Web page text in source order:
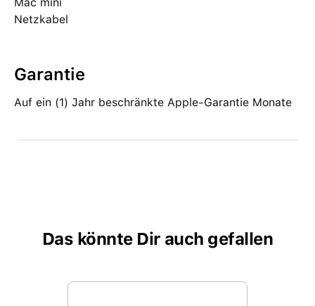
Netzkabel
Garantie
Auf ein (1) Jahr beschränkte Apple-Garantie Monate
Das könnte Dir auch gefallen
Produktgalerie überspringen